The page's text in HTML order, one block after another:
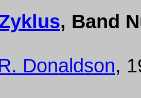
, Band
Donaldson,